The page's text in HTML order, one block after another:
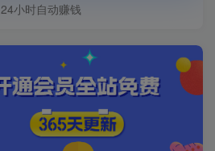
24小时自动赚钱